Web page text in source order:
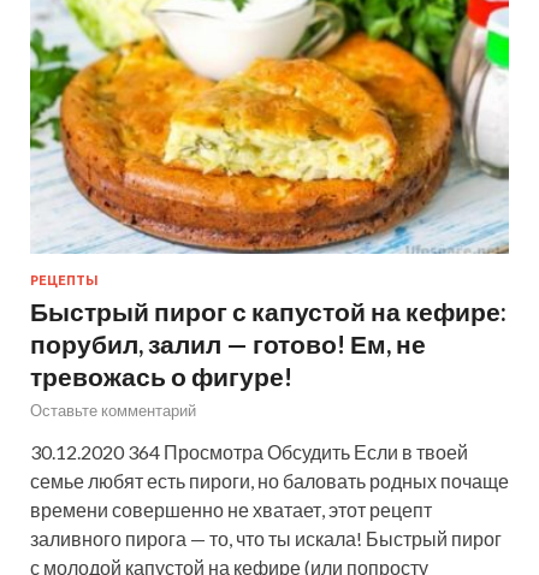
РЕЦЕПТЫ
Быстрый пирог с капустой на кефире:
порубил, залил — готово! Ем, не
тревожась о фигуре!
Оставьте комментарий
30.12.2020 364 Просмотра Обсудить Если в твоей
семье любят есть пироги, но баловать родных почаще
времени совершенно не хватает, этот рецепт
заливного пирога — то, что ты искала! Быстрый пирог
с молодой капустой на кефире (или попросту